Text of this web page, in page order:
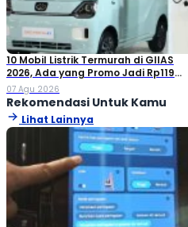
10 Mobil Listrik Termurah di GIIAS
2026, Ada yang Promo Jadi Rp119
Jutaan!
07 Agu 2026
Rekomendasi Untuk Kamu
Lihat Lainnya